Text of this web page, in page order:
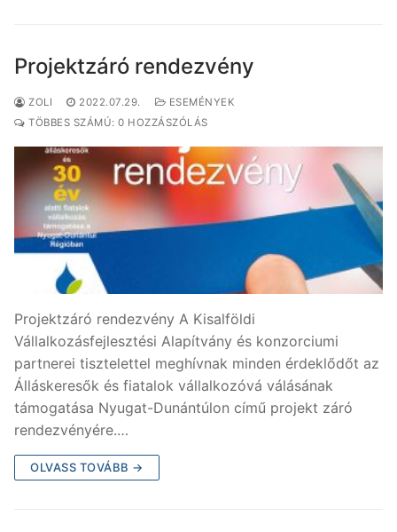
Projektzáró rendezvény
ZOLI 2022.07.29.
ESEMÉNYEK
TÖBBES SZÁMÚ: 0 HOZZÁSZÓLÁS
Projektzáró rendezvény A Kisalföldi
Vállalkozásfejlesztési Alapítvány és konzorciumi
partnerei tisztelettel meghívnak minden érdeklődőt az
Álláskeresők és fiatalok vállalkozóvá válásának
támogatása Nyugat-Dunántúlon című projekt záró
rendezvényére.…
OLVASS TOVÁBB →